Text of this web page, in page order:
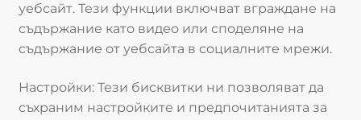
уебсайт. Тези функции включват вграждане на
съдържание като видео или споделяне на
съдържание от уебсайта в социалните мрежи.
Настройки: Тези бисквитки ни позволяват да
съхраним настройките и предпочитанията за